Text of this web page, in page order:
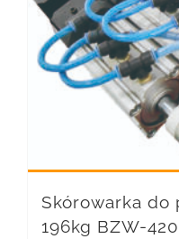
Skórowarka do
196kg BZW-420